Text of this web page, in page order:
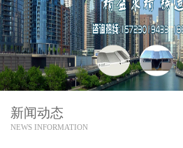
新闻动态
NEWS INFORMATION